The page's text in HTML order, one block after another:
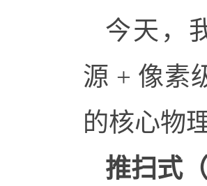
今天，
源 + 像素
的核心物
推扫式